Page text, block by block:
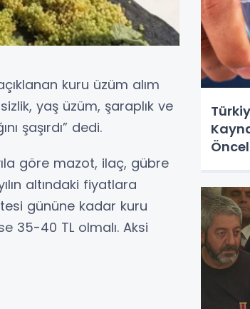
kuru üzüm alım
yaş üzüm, şaraplık ve
şaşırdı” dedi.
göre mazot, ilaç, gübre
altındaki fiyatlara
gününe kadar kuru
35-40 TL olmalı. Aksi